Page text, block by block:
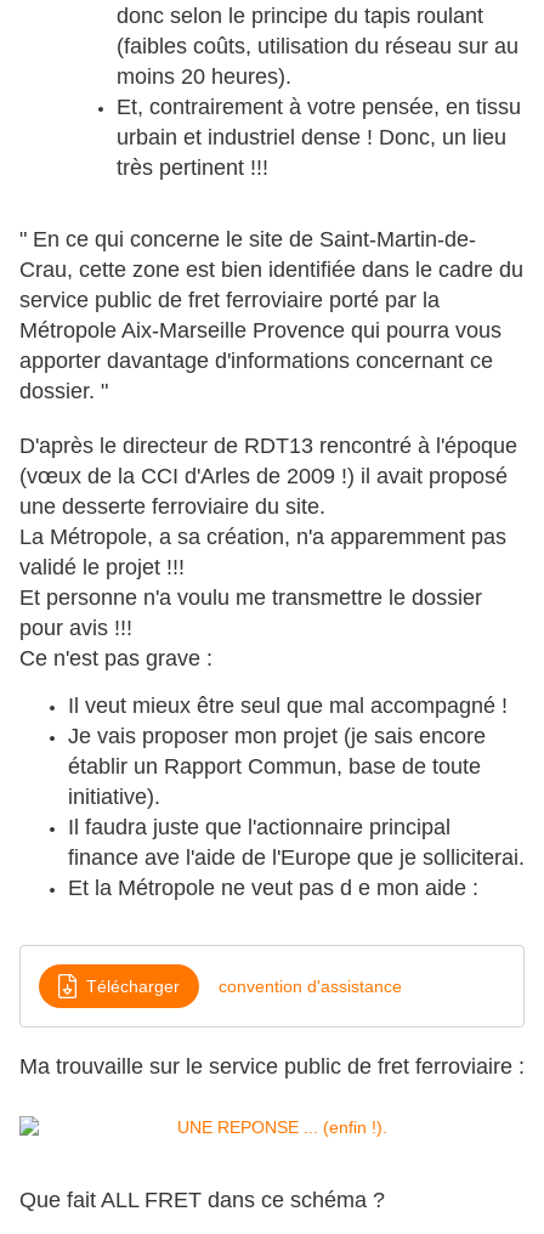
donc selon le principe du tapis roulant
(faibles coûts, utilisation du réseau sur au
moins 20 heures).
Et, contrairement à votre pensée, en tissu
urbain et industriel dense ! Donc, un lieu
très pertinent !!!
" En ce qui concerne le site de Saint-Martin-de-
Crau, cette zone est bien identifiée dans le cadre du
service public de fret ferroviaire porté par la
Métropole Aix-Marseille Provence qui pourra vous
apporter davantage d'informations concernant ce
dossier. "
D'après le directeur de RDT13 rencontré à l'époque
(vœux de la CCI d'Arles de 2009 !) il avait proposé
une desserte ferroviaire du site.
La Métropole, a sa création, n'a apparemment pas
validé le projet !!!
Et personne n'a voulu me transmettre le dossier
pour avis !!!
Ce n'est pas grave :
Il veut mieux être seul que mal accompagné !
Je vais proposer mon projet (je sais encore
établir un Rapport Commun, base de toute
initiative).
Il faudra juste que l'actionnaire principal
finance ave l'aide de l'Europe que je solliciterai.
Et la Métropole ne veut pas d e mon aide :
Télécharger convention d'assistance
Ma trouvaille sur le service public de fret ferroviaire :
Que fait ALL FRET dans ce schéma ?